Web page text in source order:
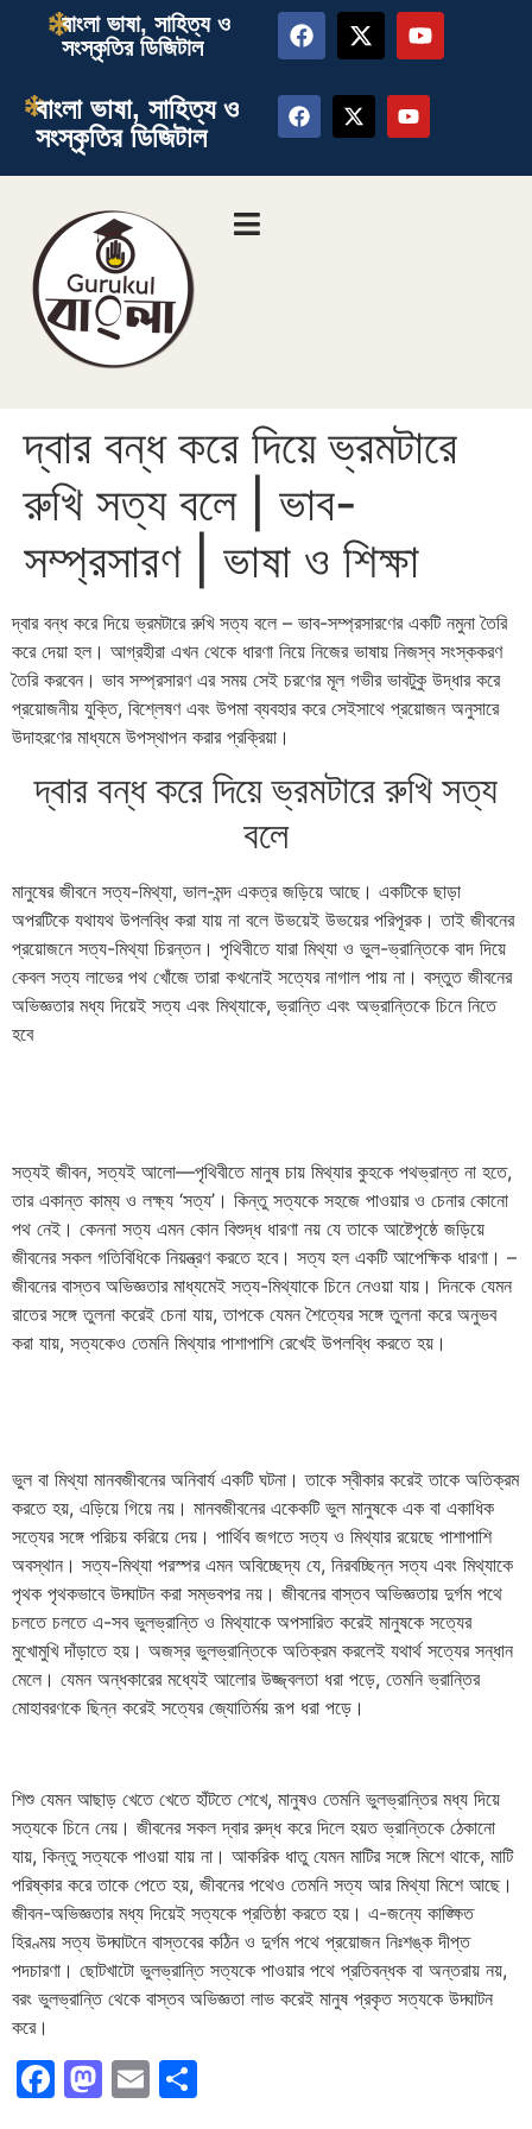
বাংলা ভাষা, সাহিত্য ও
সংস্কৃতির ডিজিটাল
বাংলা ভাষা, সাহিত্য ও
সংস্কৃতির ডিজিটাল
দ্বার বন্ধ করে দিয়ে ভ্রমটারে
রুখি সত্য বলে | ভাব-
সম্প্রসারণ | ভাষা ও শিক্ষা
দ্বার বন্ধ করে দিয়ে ভ্রমটারে রুখি সত্য বলে – ভাব-সম্প্রসারণের একটি নমুনা তৈরি
করে দেয়া হল। আগ্রহীরা এখন থেকে ধারণা নিয়ে নিজের ভাষায় নিজস্ব সংস্ককরণ
তৈরি করবেন। ভাব সম্প্রসারণ এর সময় সেই চরণের মূল গভীর ভাবটুকু উদ্ধার করে
প্রয়োজনীয় যুক্তি, বিশ্লেষণ এবং উপমা ব্যবহার করে সেইসাথে প্রয়োজন অনুসারে
উদাহরণের মাধ্যমে উপস্থাপন করার প্রক্রিয়া।
দ্বার বন্ধ করে দিয়ে ভ্রমটারে রুখি সত্য
বলে
মানুষের জীবনে সত্য-মিথ্যা, ভাল-মন্দ একত্র জড়িয়ে আছে। একটিকে ছাড়া
অপরটিকে যথাযথ উপলব্ধি করা যায় না বলে উভয়েই উভয়ের পরিপূরক। তাই জীবনের
প্রয়োজনে সত্য-মিথ্যা চিরন্তন। পৃথিবীতে যারা মিথ্যা ও ভুল-ভ্রান্তিকে বাদ দিয়ে
কেবল সত্য লাভের পথ খোঁজে তারা কখনোই সত্যের নাগাল পায় না। বস্তুত জীবনের
অভিজ্ঞতার মধ্য দিয়েই সত্য এবং মিথ্যাকে, ভ্রান্তি এবং অভ্রান্তিকে চিনে নিতে
হবে
সত্যই জীবন, সত্যই আলো—পৃথিবীতে মানুষ চায় মিথ্যার কুহকে পথভ্রান্ত না হতে,
তার একান্ত কাম্য ও লক্ষ্য ‘সত্য’। কিন্তু সত্যকে সহজে পাওয়ার ও চেনার কোনো
পথ নেই। কেননা সত্য এমন কোন বিশুদ্ধ ধারণা নয় যে তাকে আষ্টেপৃষ্ঠে জড়িয়ে
জীবনের সকল গতিবিধিকে নিয়ন্ত্রণ করতে হবে। সত্য হল একটি আপেক্ষিক ধারণা। –
জীবনের বাস্তব অভিজ্ঞতার মাধ্যমেই সত্য-মিথ্যাকে চিনে নেওয়া যায়। দিনকে যেমন
রাতের সঙ্গে তুলনা করেই চেনা যায়, তাপকে যেমন শৈত্যের সঙ্গে তুলনা করে অনুভব
করা যায়, সত্যকেও তেমনি মিথ্যার পাশাপাশি রেখেই উপলব্ধি করতে হয়।
ভুল বা মিথ্যা মানবজীবনের অনিবার্য একটি ঘটনা। তাকে স্বীকার করেই তাকে অতিক্রম
করতে হয়, এড়িয়ে গিয়ে নয়। মানবজীবনের একেকটি ভুল মানুষকে এক বা একাধিক
সত্যের সঙ্গে পরিচয় করিয়ে দেয়। পার্থিব জগতে সত্য ও মিথ্যার রয়েছে পাশাপাশি
অবস্থান। সত্য-মিথ্যা পরস্পর এমন অবিচ্ছেদ্য যে, নিরবচ্ছিন্ন সত্য এবং মিথ্যাকে
পৃথক পৃথকভাবে উদ্ঘাটন করা সম্ভবপর নয়। জীবনের বাস্তব অভিজ্ঞতায় দুর্গম পথে
চলতে চলতে এ-সব ভুলভ্রান্তি ও মিথ্যাকে অপসারিত করেই মানুষকে সত্যের
মুখোমুখি দাঁড়াতে হয়। অজস্র ভুলভ্রান্তিকে অতিক্রম করলেই যথার্থ সত্যের সন্ধান
মেলে। যেমন অন্ধকারের মধ্যেই আলোর উজ্জ্বলতা ধরা পড়ে, তেমনি ভ্রান্তির
মোহাবরণকে ছিন্ন করেই সত্যের জ্যোতির্ময় রূপ ধরা পড়ে।
শিশু যেমন আছাড় খেতে খেতে হাঁটতে শেখে, মানুষও তেমনি ভুলভ্রান্তির মধ্য দিয়ে
সত্যকে চিনে নেয়। জীবনের সকল দ্বার রুদ্ধ করে দিলে হয়ত ভ্রান্তিকে ঠেকানো
যায়, কিন্তু সত্যকে পাওয়া যায় না। আকরিক ধাতু যেমন মাটির সঙ্গে মিশে থাকে, মাটি
পরিষ্কার করে তাকে পেতে হয়, জীবনের পথেও তেমনি সত্য আর মিথ্যা মিশে আছে।
জীবন-অভিজ্ঞতার মধ্য দিয়েই সত্যকে প্রতিষ্ঠা করতে হয়। এ-জন্যে কাঙ্ক্ষিত
হিরণ্ময় সত্য উদ্ঘাটনে বাস্তবের কঠিন ও দুর্গম পথে প্রয়োজন নিঃশঙ্ক দীপ্ত
পদচারণা। ছোটখাটো ভুলভ্রান্তি সত্যকে পাওয়ার পথে প্রতিবন্ধক বা অন্তরায় নয়,
বরং ভুলভ্রান্তি থেকে বাস্তব অভিজ্ঞতা লাভ করেই মানুষ প্রকৃত সত্যকে উদ্ঘাটন
করে।
Facebook
Mastodon
Email